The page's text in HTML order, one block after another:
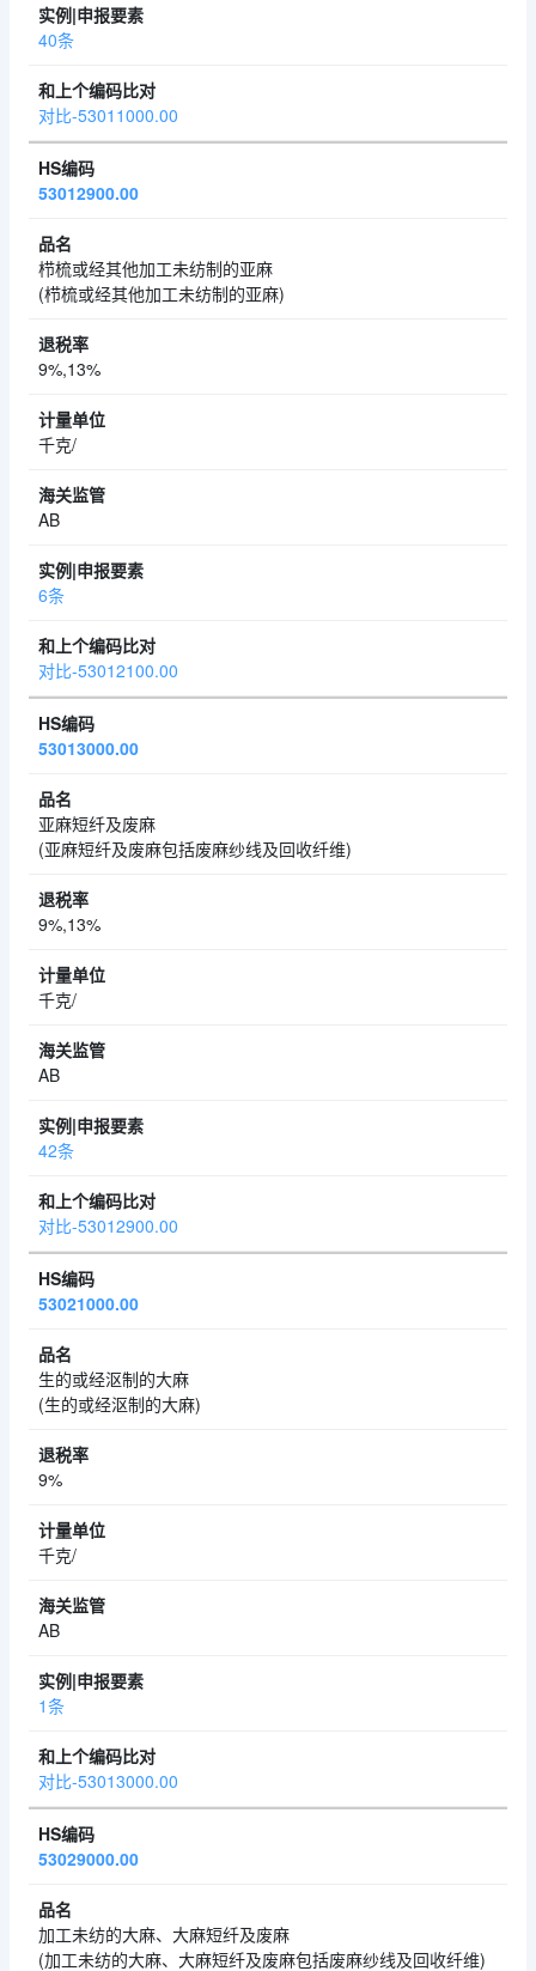
40条
对比-53011000.00
53012900.00
栉梳或经其他加工未纺制的亚麻
(栉梳或经其他加工未纺制的亚麻)
9%,13%
千克/
AB
6条
对比-53012100.00
53013000.00
亚麻短纤及废麻
(亚麻短纤及废麻包括废麻纱线及回收纤维)
9%,13%
千克/
AB
42条
对比-53012900.00
53021000.00
生的或经沤制的大麻
(生的或经沤制的大麻)
9%
千克/
AB
1条
对比-53013000.00
53029000.00
加工未纺的大麻、大麻短纤及废麻
(加工未纺的大麻、大麻短纤及废麻包括废麻纱线及回收纤维)